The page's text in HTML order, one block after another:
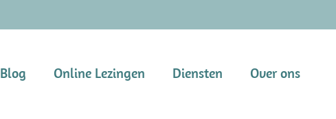
Blog Online Lezingen Diensten Over ons